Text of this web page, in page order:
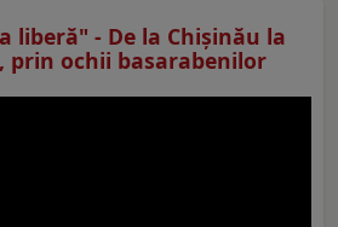
liberă" - De la Chișinău la
prin ochii basarabenilor